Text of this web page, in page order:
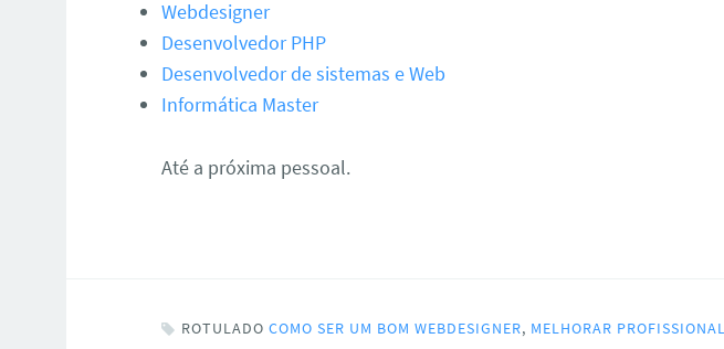
Webdesigner
Desenvolvedor PHP
Desenvolvedor de sistemas e Web
Informática Master
Até a próxima pessoal.
ROTULADOCOMO SER UM BOM WEBDESIGNER, MELHORAR PROFISSIONAL